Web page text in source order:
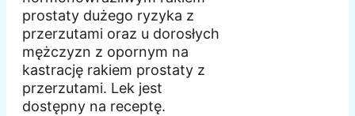
prostaty dużego ryzyka z
przerzutami oraz u dorosłych
mężczyzn z opornym na
kastrację rakiem prostaty z
przerzutami. Lek jest
dostępny na receptę.